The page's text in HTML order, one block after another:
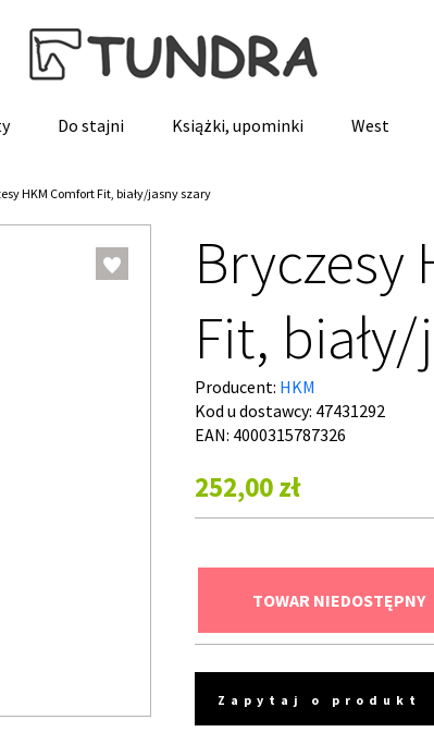
Do stajni Książki, upominki West
HKM Comfort Fit, biały/jasny szary
Bryczesy
Fit,
Producent: HKM
Kod u dostawcy: 47431292
EAN: 4000315787326
252,00 zł
TOWAR NIEDOSTĘPNY
Zapytaj o produkt